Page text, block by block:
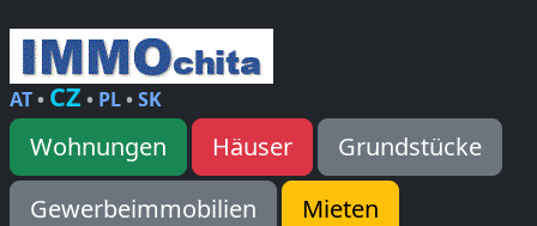
AT• CZ • PL•SK
Wohnungen Häuser
Grundstücke
Gewerbeimmobilien
Mieten